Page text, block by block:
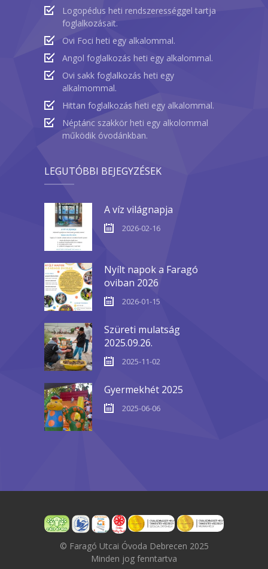
Logopédus heti rendszerességgel tartja
foglalkozásait.
Ovi Foci heti egy alkalommal.
Angol foglalkozás heti egy alkalommal.
Ovi sakk foglalkozás heti egy
alkalmommal.
Hittan foglalkozás heti egy alkalommal.
Néptánc szakkör heti egy alkolommal
működik óvodánkban.
LEGUTÓBBI BEJEGYZÉSEK
A víz világnapja
2026-02-16
Nyílt napok a Faragó
oviban 2026
2026-01-15
Szüreti mulatság
2025.09.26.
2025-11-02
Gyermekhét 2025
2025-06-06
© Faragó Utcai Óvoda Debrecen 2025
Minden jog fenntartva